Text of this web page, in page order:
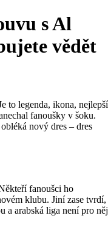
s Al
vědět
to legenda, ikona, nejlepší
fanoušky v šoku.
nový dres – dres
fanoušci ho
klubu. Jiní zase tvrdí,
a arabská liga není pro něj